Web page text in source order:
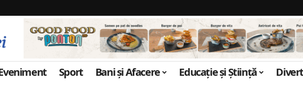
Sport Bani și Afacere Educație și Știință